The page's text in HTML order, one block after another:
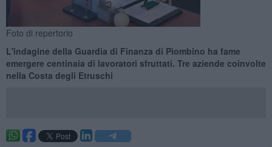
Foto di repertorio
L'indagine della Guardia di Finanza di Piombino ha fame
emergere centinaia di lavoratori sfruttati. Tre aziende coinvolte
nella Costa degli Etruschi